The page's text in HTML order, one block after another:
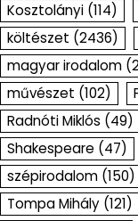
Kosztolányi (114)
költészet (2436)
magyar irodalom
művészet (102)
Radnóti Miklós (49)
Shakespeare (47)
szépirodalom (150)
Tompa Mihály (121)